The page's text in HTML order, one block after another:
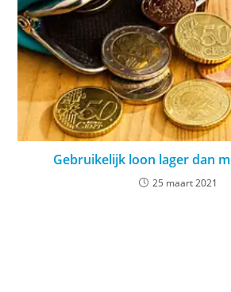
Gebruikelijk loon lager dan
25 maart 2021